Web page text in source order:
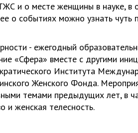
и о месте женщины в науке,
о событиях можно узнать чуть
- ежегодный
«Сфера» вместе с другими
Института
Женского Фонда.
темами предыдущих лет, в
и женская телесность.